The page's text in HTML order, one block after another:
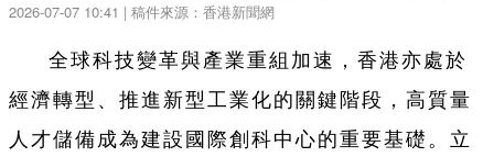
2026-07-07 10:41 | 稿件來源：香港新聞網
全球科技變革與產業重組加速，香港亦處於
經濟轉型、推進新型工業化的關鍵階段，高質量
人才儲備成為建設國際創科中心的重要基礎。立